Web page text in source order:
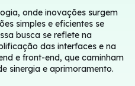
onde inovações surgem
simples e eficientes se
busca se reflete na
das interfaces e na
e front-end, que caminham
sinergia e aprimoramento.